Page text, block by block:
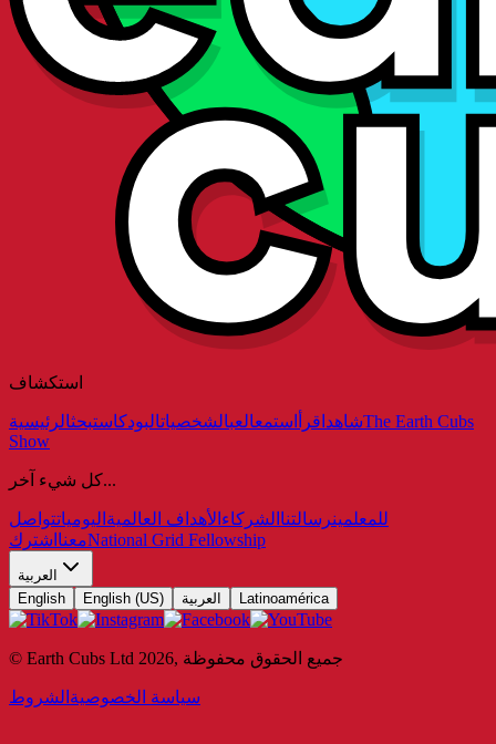
استكشاف
شاهد اقرأ استمعالعبالشخصياتالبودكاستبحثالرئيسية
The Earth Cubs
Show
كل شيء آخر...
للمعلمينرسالتنا الشركاء الأهداف العالمية اليومياتتواصل
معنا اشترك National Grid Fellowship
العربية
English
English (US) العربية Latinoamérica
© Earth Cubs Ltd 2026, جميع الحقوق محفوظة
سياسة الخصوصية الشروط